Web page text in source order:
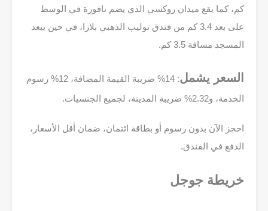
كم، كما يقع ميدان روكسي الذي يضم نافورة في الوسط
على بعد 3.4 كم من فندق توليب الذهبي بلازا، في حين يبعد
المسجد مسافة 3.5 كم.
السعر يشمل
: 14% ضريبة القيمة المضافة، 12% رسوم
الخدمة، و2.32% ضريبة المدينة، لجميع الجنسيات.
احجز الآن بدون رسوم أو بطاقة ائتمان، ضمان أقل الأسعار،
الدفع في الفندق.
خريطة جوجل